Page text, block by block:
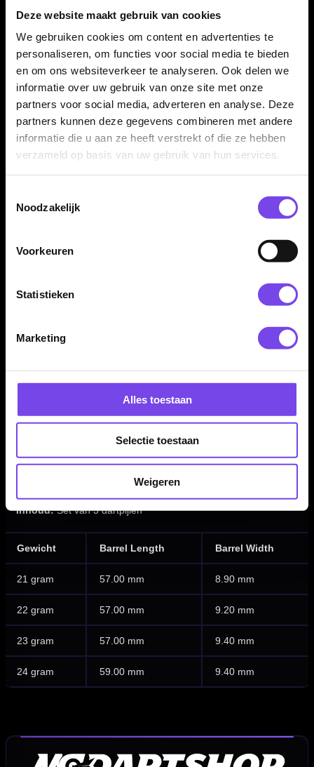
Deze website maakt gebruik van cookies
We gebruiken cookies om content en advertenties te
personaliseren, om functies voor social media te bieden
en om ons websiteverkeer te analyseren. Ook delen we
informatie over uw gebruik van onze site met onze
partners voor social media, adverteren en analyse. Deze
partners kunnen deze gegevens combineren met andere
informatie die u aan ze heeft verstrekt of die ze hebben
verzameld op basis van uw gebruik van hun services.
Noodzakelijk
Voorkeuren
Statistieken
Marketing
Alles toestaan
Selectie toestaan
Weigeren
✓ Originele Harrows Vespa Brass dartpijlen
✓ Steeltip dartpijlen
✓ Gemaakt van brass
✓ Bulbous barrelvorm
✓ Shark, ringed en scalloped grip over de barrel
✓ Matte zilveren tungsten-look afwerking
✓
Electric blue ringdetails
Inclusief Harrows Prime flights en Supergrip Fusion
Merk:Harrows
Materiaal dartpijlen:
Barrel kleur:Mat zilver / Blauw
Barrel grip type:Shark / Ringed / Scalloped
Over de barrel verdeeld
Dartspeler:Geen
Inhoud:Set van 3 dartpijlen
Gewicht Barrel Length Barrel Width
21 gram 57.00 mm 8.90 mm
22 gram 57.00 mm 9.20 mm
23 gram 57.00 mm 9.40 mm
24 gram 59.00 mm 9.40 mm